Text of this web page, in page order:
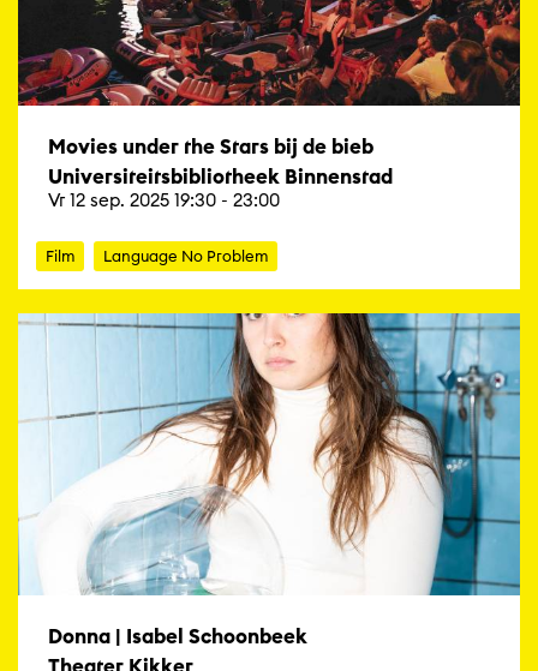
Movies under the Stars bij de bieb
Universiteitsbibliotheek Binnenstad
Vr 12 sep. 2025 19:30 - 23:00
Film Language No Problem
Donna | Isabel Schoonbeek
Theater Kikker